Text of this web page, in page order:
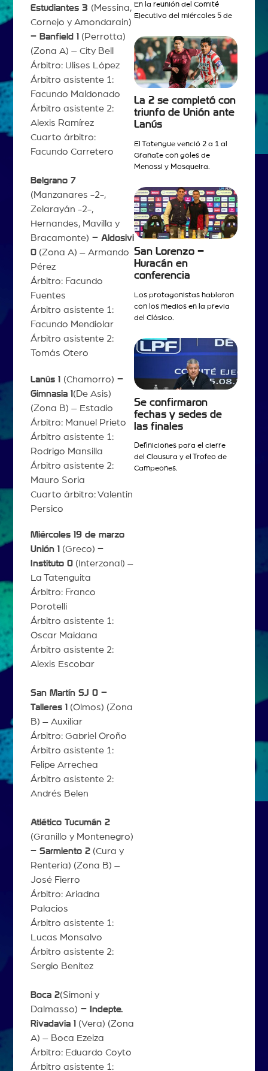
Estudiantes 3 (Messina,
Cornejo y Amondarain)
– Banfield 1 (Perrotta)
(Zona A) – City Bell
Árbitro: Ulises López
Árbitro asistente 1:
Facundo Maldonado
Árbitro asistente 2:
Alexis Ramírez
Cuarto árbitro:
Facundo Carretero
Belgrano 7
(Manzanares -2-,
Zelarayán -2-,
Hernandes, Mavilla y
Bracamonte) – Aldosivi
0(Zona A) – Armando
Pérez
Árbitro: Facundo
Fuentes
Árbitro asistente 1:
Facundo Mendiolar
Árbitro asistente 2:
Tomás Otero
Lanús 1 (Chamorro) –
Gimnasia 1(De Asis)
(Zona B) – Estadio
Árbitro: Manuel Prieto
Árbitro asistente 1:
Rodrigo Mansilla
Árbitro asistente 2:
Mauro Soria
Cuarto árbitro: Valentin
Persico
Miércoles 19 de marzo
Unión 1 (Greco) –
Instituto 0(Interzonal) –
La Tatenguita
Árbitro: Franco
Porotelli
Árbitro asistente 1:
Oscar Maidana
Árbitro asistente 2:
Alexis Escobar
San Martín SJ 0 –
Talleres 1 (Olmos) (Zona
B) – Auxiliar
Árbitro: Gabriel Oroño
Árbitro asistente 1:
Felipe Arrechea
Árbitro asistente 2:
Andrés Belen
Atlético Tucumán 2
(Granillo y Montenegro)
– Sarmiento 2(Cura y
Renteria) (Zona B) –
José Fierro
Árbitro: Ariadna
Palacios
Árbitro asistente 1:
Lucas Monsalvo
Árbitro asistente 2:
Sergio Benítez
Boca 2(Simoni y
Dalmasso) – Indepte.
Rivadavia 1 (Vera) (Zona
A) – Boca Ezeiza
Árbitro: Eduardo Coyto
Árbitro asistente 1:
En la reunión del Comité
Ejecutivo del miércoles 5 de
La 2 se completó con
triunfo de Unión ante
Lanús
El Tatengue venció 2 a 1 al
Granate con goles de
Menossi y Mosqueira.
San Lorenzo –
Huracán en
conferencia
Los protagonistas hablaron
con los medios en la previa
del Clásico.
Se confirmaron
fechas y sedes de
las finales
Definiciones para el cierre
del Clausura y el Trofeo de
Campeones.